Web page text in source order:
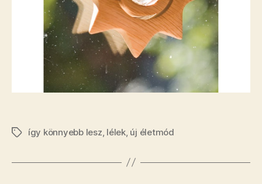
Címkékígy könnyebb lesz lélek, új életmód